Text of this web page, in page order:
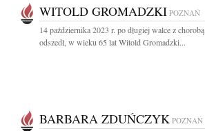
WITOLD GROMADZKI POZNAŃ
14 października 2023 r. po długiej walce z chorobą
odszedł, w wieku 65 lat Witold Gromadzki...
BARBARA ZDUŃCZYK POZNAŃ